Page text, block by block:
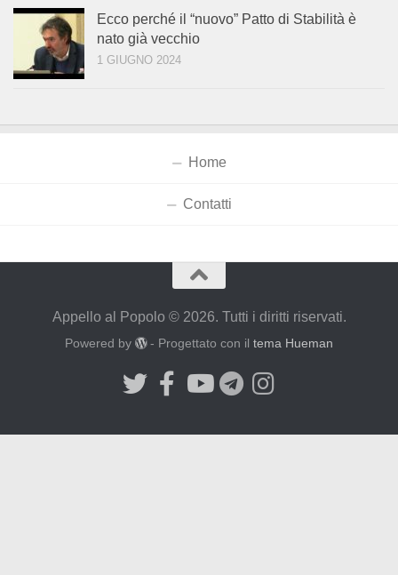
Ecco perché il “nuovo” Patto di Stabilità è
nato già vecchio
1 GIUGNO 2024
Home
Contatti
Appello al Popolo © 2026. Tutti i diritti riservati.
Powered by - Progettato con iltema Hueman